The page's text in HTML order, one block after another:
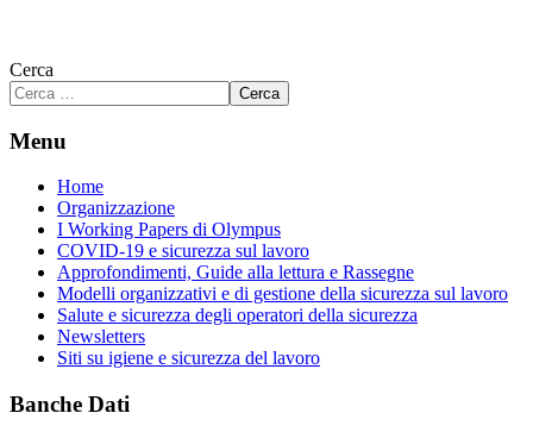
Cerca
Cerca
Menu
Home
Organizzazione
I Working Papers di Olympus
COVID-19 e sicurezza sul lavoro
Approfondimenti, Guide alla lettura e Rassegne
Modelli organizzativi e di gestione della sicurezza sul lavoro
Salute e sicurezza degli operatori della sicurezza
Newsletters
Siti su igiene e sicurezza del lavoro
Banche Dati